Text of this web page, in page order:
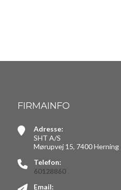
FIRMAINFO
Adresse:
SHT A/S
Mørupvej 15, 7400 Herning
Telefon:
60128860
Email: